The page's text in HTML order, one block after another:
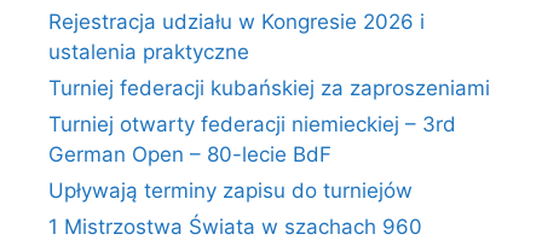
Rejestracja udziału w Kongresie 2026 i
ustalenia praktyczne
Turniej federacji kubańskiej za zaproszeniami
Turniej otwarty federacji niemieckiej – 3rd
German Open – 80-lecie BdF
Upływają terminy zapisu do turniejów
1 Mistrzostwa Świata w szachach 960